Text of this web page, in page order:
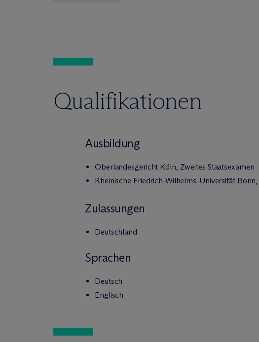
Qualifikationen
Ausbildung
Oberlandesgericht Köln, Zweites Staatsexamen
Rheinische Friedrich-Wilhelms-Universität Bonn,
Zulassungen
Deutschland
Sprachen
Deutsch
Englisch